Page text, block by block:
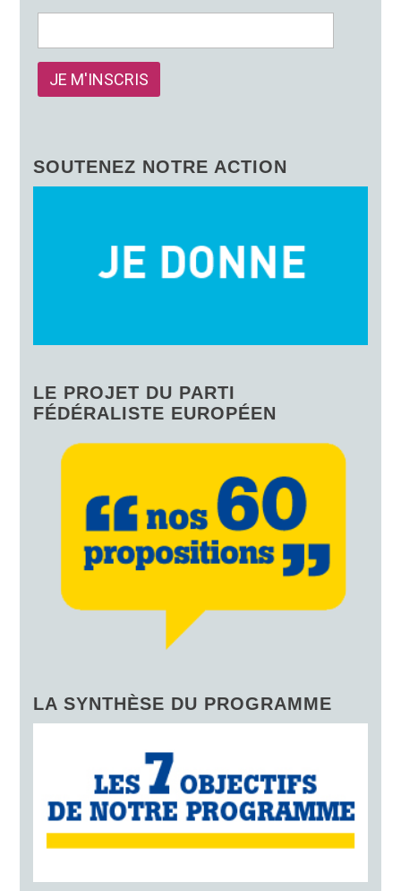
SOUTENEZ NOTRE ACTION
LE PROJET DU PARTI
FÉDÉRALISTE EUROPÉEN
LA SYNTHÈSE DU PROGRAMME